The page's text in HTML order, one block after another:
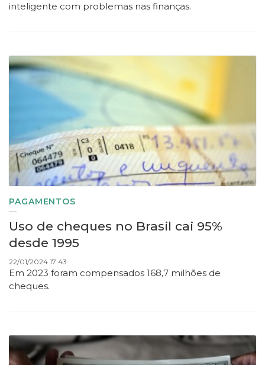
inteligente com problemas nas finanças.
PAGAMENTOS
Uso de cheques no Brasil cai 95%
desde 1995
22/01/2024 17:43
Em 2023 foram compensados 168,7 milhões de
cheques.